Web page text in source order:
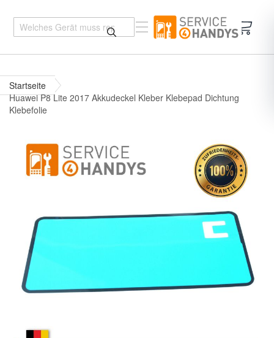
Startseite
Huawei P8 Lite 2017 Akkudeckel Kleber Klebepad Dichtung
Klebefolie